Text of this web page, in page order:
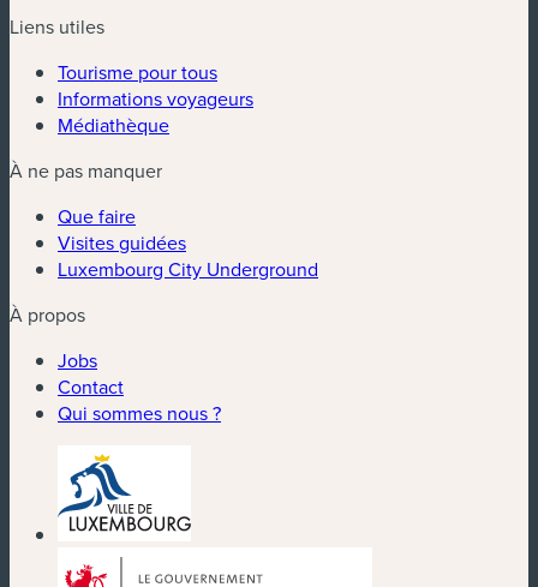
Liens utiles
Tourisme pour tous
Informations voyageurs
Médiathèque
À ne pas manquer
Que faire
Visites guidées
Luxembourg City Underground
À propos
Jobs
Contact
Qui sommes nous ?